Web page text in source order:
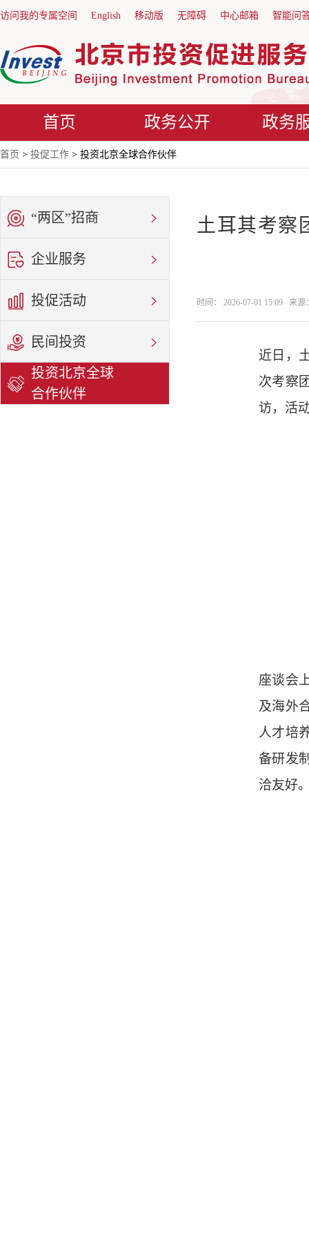
访问我的专属空间 English 移动版 无障碍 中心邮箱 智能问
首页 政务公开 政务
首页 > 投促工作 > 投资北京全球合作伙伴
“两区”招商
企业服务
投促活动
民间投资
投资北京全球
合作伙伴
土耳其考察
时间： 2026-07-01 15:09 来源
近日，
次考察
访，活
座谈会
及海外
人才培
备研发
洽友好